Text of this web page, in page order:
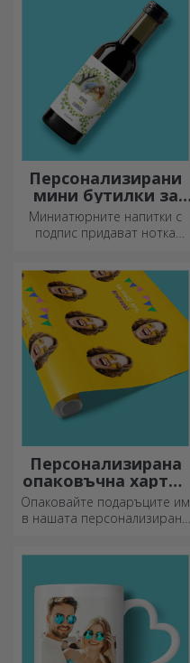
персонализирана картичка
или поздравителна
картичка.
Персонализирани
мини бутилки за
вино
Миниатюрните напитки с
подпис придават нотка
Персонализирана
опаковъчна хартия
за подаръци
Опаковайте подаръците им
в нашата персонализирана